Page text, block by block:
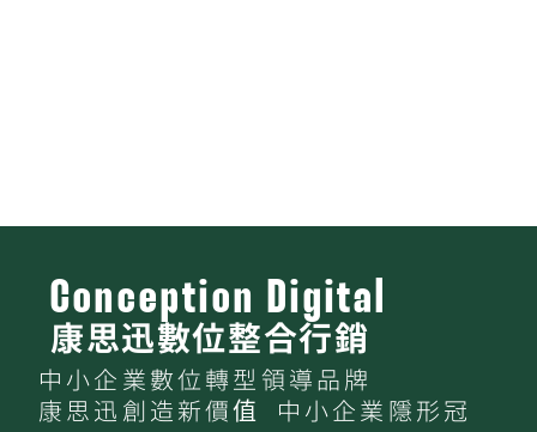
Conception Digital
康思迅數位整合行銷
中小企業數位轉型領導品牌
康思迅創造新價值 中小企業隱形冠